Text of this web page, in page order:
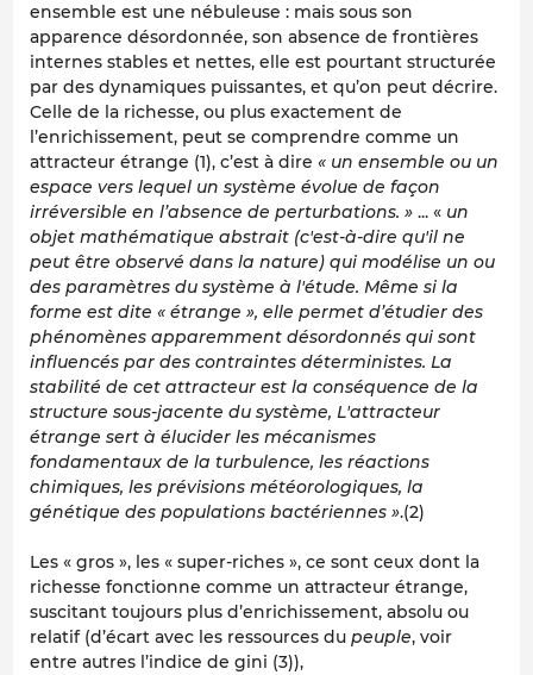
ensemble est une nébuleuse : mais sous son
apparence désordonnée, son absence de frontières
internes stables et nettes, elle est pourtant structurée
par des dynamiques puissantes, et qu’on peut décrire.
Celle de la richesse, ou plus exactement de
l’enrichissement, peut se comprendre comme un
attracteur étrange (1), c’est à dire « un ensemble ou un
espace vers lequel un système évolue de façon
irréversible en l’absence de perturbations. » ... « un
objet mathématique abstrait (c'est-à-dire qu'il ne
peut être observé dans la nature) qui modélise un ou
des paramètres du système à l'étude. Même si la
forme est dite « étrange », elle permet d’étudier des
phénomènes apparemment désordonnés qui sont
influencés par des contraintes déterministes. La
stabilité de cet attracteur est la conséquence de la
structure sous-jacente du système, L'attracteur
étrange sert à élucider les mécanismes
fondamentaux de la turbulence, les réactions
chimiques, les prévisions météorologiques, la
génétique des populations bactériennes ».(2)
Les « gros », les « super-riches », ce sont ceux dont la
richesse fonctionne comme un attracteur étrange,
suscitant toujours plus d’enrichissement, absolu ou
relatif (d’écart avec les ressources du peuple, voir
entre autres l’indice de gini (3)),